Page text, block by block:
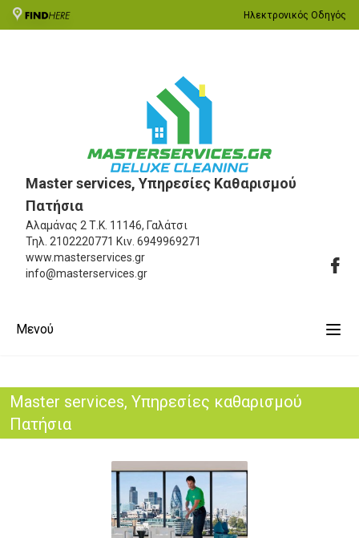
Ηλεκτρονικός Οδηγός
Master services, Υπηρεσίες Καθαρισμού
Πατήσια
Αλαμάνας 2 Τ.Κ. 11146, Γαλάτσι
Τηλ. 2102220771 Κιν. 6949969271
www.masterservices.gr
info@masterservices.gr
Μενού
Master services, Υπηρεσίες καθαρισμού
Πατήσια